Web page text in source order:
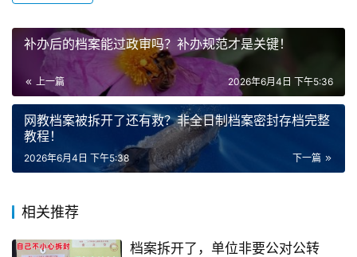
补办后的档案能过政审吗？补办规范才是关键！
上一篇 2026年6月4日 下午5:36
网教档案被拆开了还有救？非全日制档案密封存档完整
教程！
下一篇
2026年6月4日 下午5:38
相关推荐
档案拆开了，单位非要公对公转